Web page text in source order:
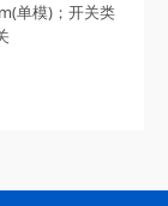
单模)；开关类